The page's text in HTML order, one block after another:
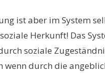
ist aber im System
Herkunft! Das
soziale
wenn durch die